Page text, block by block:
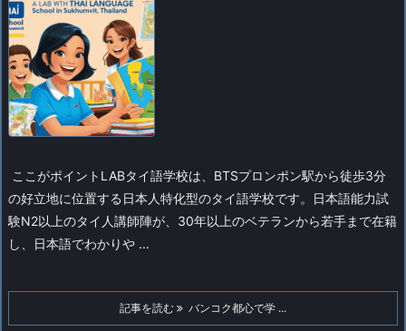
ここがポイント LABタイ語学校は、BTSプロンポン駅から徒歩3分
の好立地に位置する日本人特化型のタイ語学校です。日本語能力試
験N2以上のタイ人講師陣が、30年以上のベテランから若手まで在籍
し、日本語でわかりや ...
記事を読む バンコク都心で学 ...